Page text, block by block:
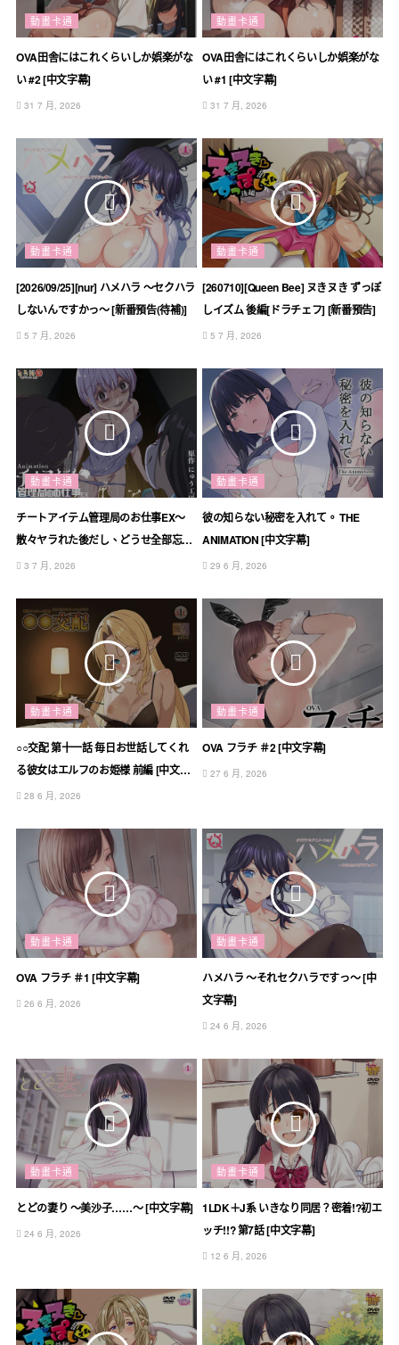
動畫卡通
OVA田舎にはこれくらいしか娯楽がな
い #2 [中文字幕]
31 7 月, 2026
動畫卡通
OVA田舎にはこれくらいしか娯楽がな
い #1 [中文字幕]
31 7 月, 2026
動畫卡通
[2026/09/25][nur] ハメハラ ～セクハラ
しないんですかっ～ [新番預告(待補)]
5 7 月, 2026
動畫卡通
[260710][Queen Bee] ヌきヌき ずっぽ
しイズム 後編[ドラチェフ] [新番預告]
5 7 月, 2026
動畫卡通
チートアイテム管理局のお仕事EX〜
散々ヤラれた後だし、どうせ全部忘れ
るから、被害者つまみ食いしてもいい
3 7 月, 2026
動畫卡通
彼の知らない秘密を入れて。 THE
ANIMATION [中文字幕]
29 6 月, 2026
動畫卡通
○○交配 第十一話 毎日お世話してくれ
る彼女はエルフのお姫様 前編 [中文字
幕]28 6 月, 2026
動畫卡通
OVA フラチ ＃2 [中文字幕]
27 6 月, 2026
動畫卡通
OVA フラチ ＃1 [中文字幕]
26 6 月, 2026
動畫卡通
ハメハラ ～それセクハラですっ～ [中
文字幕]
24 6 月, 2026
動畫卡通
とどの妻り ～美沙子……～ [中文字幕]
24 6 月, 2026
動畫卡通
1LDK＋J系 いきなり同居？密着!?初エ
ッチ!!? 第7話 [中文字幕]
12 6 月, 2026